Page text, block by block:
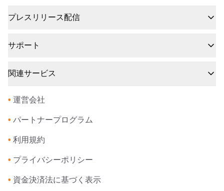
プレスリリース配信
サポート
関連サービス
• 運営会社
• パートナープログラム
• 利用規約
• プライバシーポリシー
• 資金決済法に基づく表示